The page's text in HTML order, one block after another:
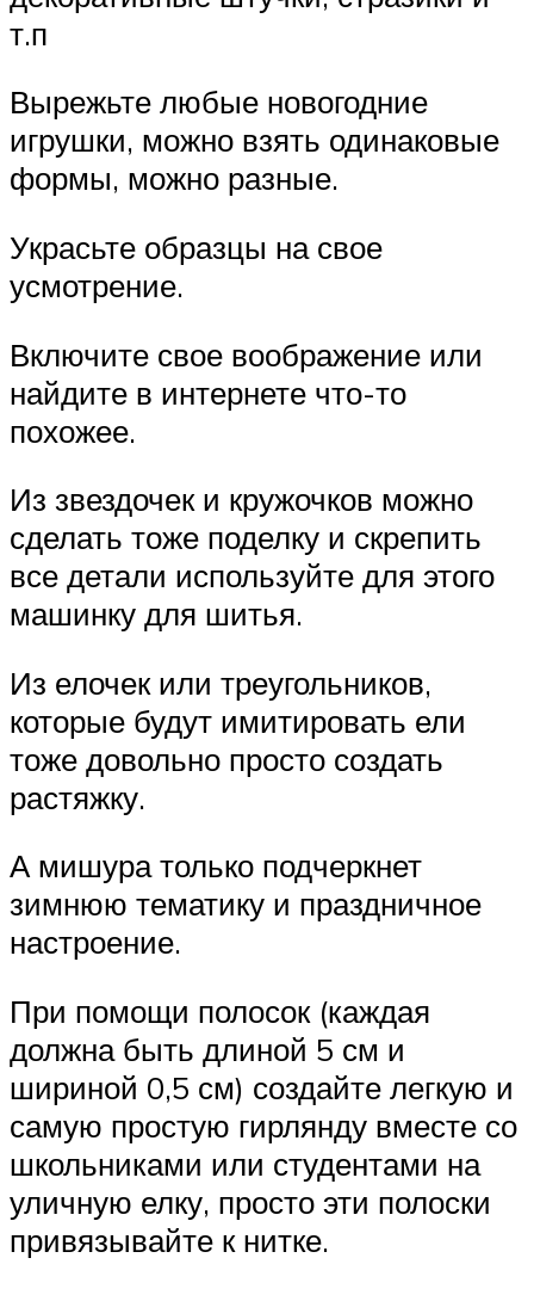
т.п
Вырежьте любые новогодние
игрушки, можно взять одинаковые
формы, можно разные.
Украсьте образцы на свое
усмотрение.
Включите свое воображение или
найдите в интернете что-то
похожее.
Из звездочек и кружочков можно
сделать тоже поделку и скрепить
все детали используйте для этого
машинку для шитья.
Из елочек или треугольников,
которые будут имитировать ели
тоже довольно просто создать
растяжку.
А мишура только подчеркнет
зимнюю тематику и праздничное
настроение.
При помощи полосок (каждая
должна быть длиной 5 см и
шириной 0,5 см) создайте легкую и
самую простую гирлянду вместе со
школьниками или студентами на
уличную елку, просто эти полоски
привязывайте к нитке.